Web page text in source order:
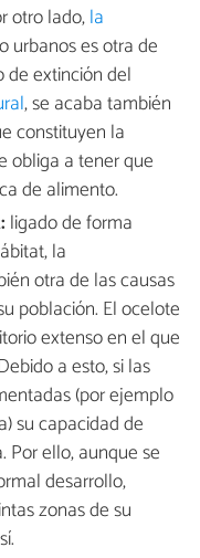
otro lado,la
urbanos es otra de
de extinción del
, se acaba también
constituyen la
obliga a tener que
de alimento.
ligado de forma
la
otra de las causas
población. El ocelote
extenso en el que
a esto, si las
(por ejemplo
su capacidad de
Por ello, aunque se
desarrollo,
zonas de su